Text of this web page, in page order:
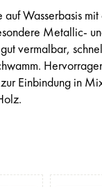
Wasserbasis
Metallic-
vermalbar,
Einbindung in